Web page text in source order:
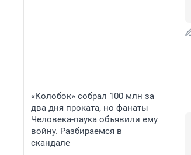
«Колобок» собрал 100 млн за
два дня проката, но фанаты
Человека-паука объявили ему
войну. Разбираемся в
скандале